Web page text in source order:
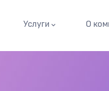
Услуги О